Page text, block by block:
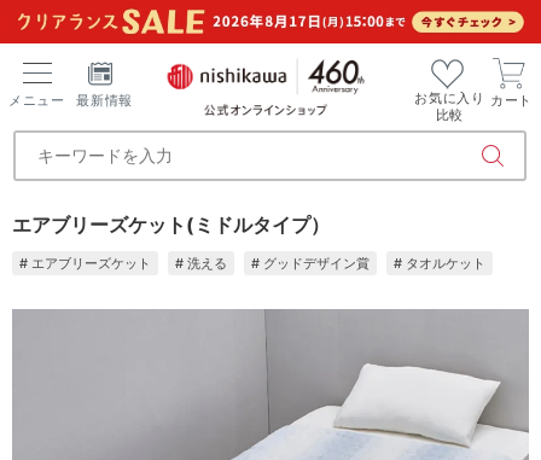
メニュー 最新情報
お気に入り
比較
カート
エアブリーズケット(ミドルタイプ）
# エアブリーズケット # 洗える # グッドデザイン賞 # タオルケット